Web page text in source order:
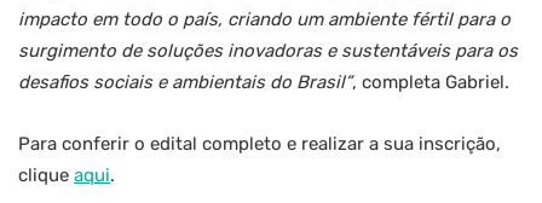
impacto em todo o país, criando um ambiente fértil para o
surgimento de soluções inovadoras e sustentáveis para os
desafios sociais e ambientais do Brasil”, completa Gabriel.
Para conferir o edital completo e realizar a sua inscrição,
clique aqui.